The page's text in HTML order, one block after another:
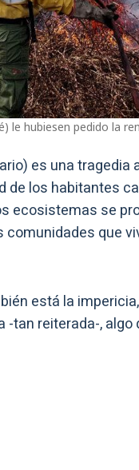
le hubiesen pedido la
es una tragedia
los habitantes
ecosistemas se
que
está la
tan reiterada-,